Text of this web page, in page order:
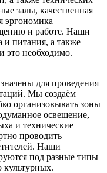
залы, качественная
эргономика
и работе. Наши
питания, а также
это необходимо.
для проведения
Мы создаём
организовывать зоны
освещение,
и технические
проводить
Наши
под разные типы